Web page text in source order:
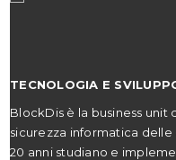
TECNOLOGIA E
BlockDis è la business
sicurezza informatica
20 anni studiano e